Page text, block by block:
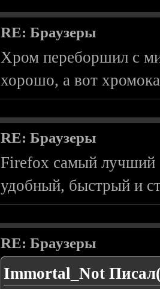
RE: Браузеры
Хром переборшил с
хорошо, а вот
RE: Браузеры
Firefox самый лучший
удобный, быстрый и
RE: Браузеры
Immortal_Not